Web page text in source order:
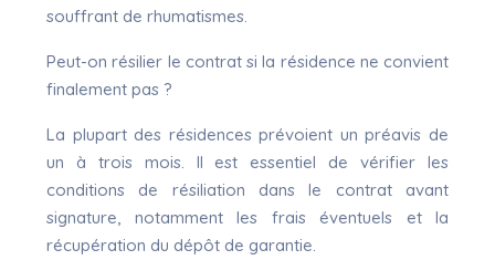
souffrant de rhumatismes.
Peut-on résilier le contrat si la résidence ne convient
finalement pas ?
La plupart des résidences prévoient un préavis de
un à trois mois. Il est essentiel de vérifier les
conditions de résiliation dans le contrat avant
signature, notamment les frais éventuels et la
récupération du dépôt de garantie.